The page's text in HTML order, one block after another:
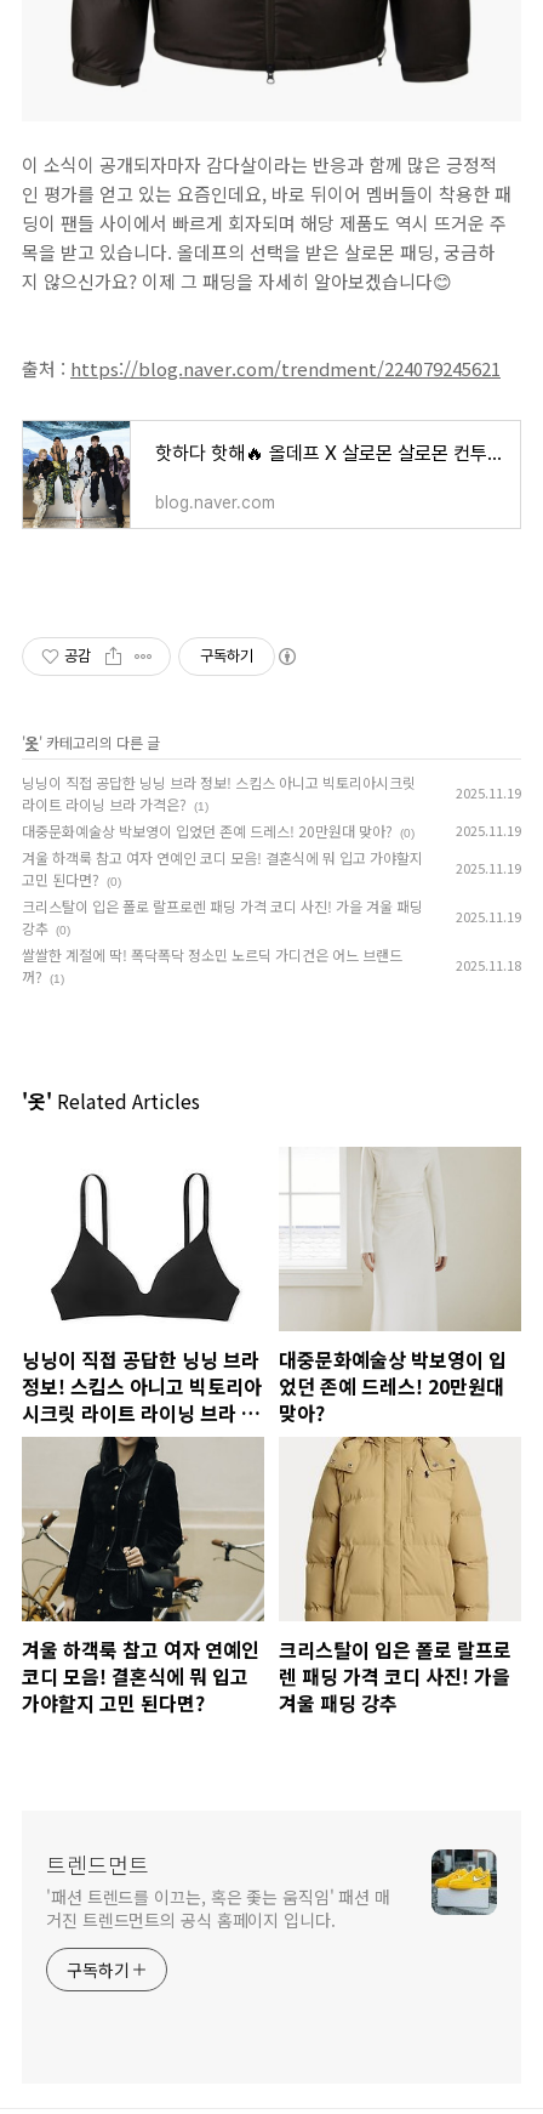
이 소식이 공개되자마자 감다살이라는 반응과 함께 많은 긍정적
인 평가를 얻고 있는 요즘인데요, 바로 뒤이어 멤버들이 착용한 패
딩이 팬들 사이에서 빠르게 회자되며 해당 제품도 역시 뜨거운 주
목을 받고 있습니다. 올데프의 선택을 받은 살로몬 패딩, 궁금하
지 않으신가요? 이제 그 패딩을 자세히 알아보겠습니다😊
출처 : https://blog.naver.com/trendment/224079245621
핫하다 핫해🔥 올데프 X 살로몬 살로몬 컨투어 다운 자켓 가격은?
blog.naver.com
공감 구독하기
'옷' 카테고리의 다른 글
닝닝이 직접 공답한 닝닝 브라 정보! 스킴스 아니고 빅토리아시크릿
라이트 라이닝 브라 가격은?
(1)
2025.11.19
대중문화예술상 박보영이 입었던 존예 드레스! 20만원대 맞아? (0) 2025.11.19
겨울 하객룩 참고 여자 연예인 코디 모음! 결혼식에 뭐 입고 가야할지
고민 된다면?
(0)
2025.11.19
크리스탈이 입은 폴로 랄프로렌 패딩 가격 코디 사진! 가을 겨울 패딩
강추 (0)
2025.11.19
쌀쌀한 계절에 딱! 폭닥폭닥 정소민 노르딕 가디건은 어느 브랜드
꺼?
(1)
2025.11.18
'옷' Related Articles
닝닝이 직접 공답한 닝닝 브라
정보! 스킴스 아니고 빅토리아
시크릿 라이트 라이닝 브라 가
격은?
대중문화예술상 박보영이 입
었던 존예 드레스! 20만원대
맞아?
겨울 하객룩 참고 여자 연예인
코디 모음! 결혼식에 뭐 입고
가야할지 고민 된다면?
크리스탈이 입은 폴로 랄프로
렌 패딩 가격 코디 사진! 가을
겨울 패딩 강추
트렌드먼트
'패션 트렌드를 이끄는, 혹은 좇는 움직임' 패션 매
거진 트렌드먼트의 공식 홈페이지 입니다.
구독하기